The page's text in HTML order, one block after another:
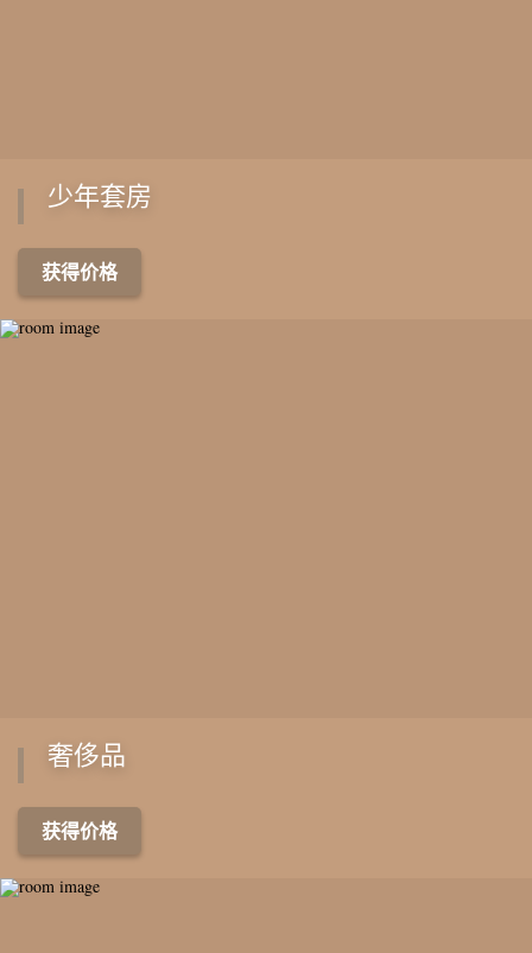
少年套房
获得价格
奢侈品
获得价格